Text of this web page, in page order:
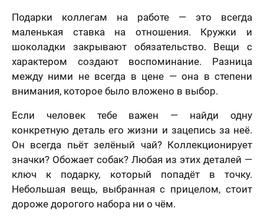
Подарки коллегам на работе — это всегда
маленькая ставка на отношения. Кружки и
шоколадки закрывают обязательство. Вещи с
характером создают воспоминание. Разница
между ними не всегда в цене — она в степени
внимания, которое было вложено в выбор.
Если человек тебе важен — найди одну
конкретную деталь его жизни и зацепись за неё.
Он всегда пьёт зелёный чай? Коллекционирует
значки? Обожает собак? Любая из этих деталей —
ключ к подарку, который попадёт в точку.
Небольшая вещь, выбранная с прицелом, стоит
дороже дорогого набора ни о чём.